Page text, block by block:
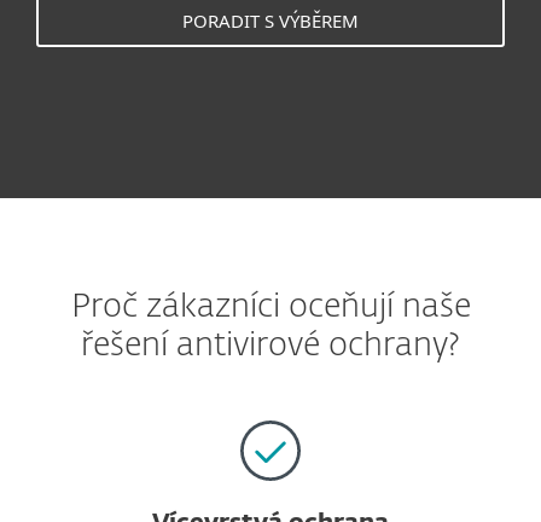
PORADIT S VÝBĚREM
Proč zákazníci oceňují naše
řešení antivirové ochrany?